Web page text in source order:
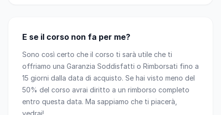
E se il corso non fa per me?
Sono così certo che il corso ti sarà utile che ti
offriamo una Garanzia Soddisfatti o Rimborsati fino a
15 giorni dalla data di acquisto. Se hai visto meno del
50% del corso avrai diritto a un rimborso completo
entro questa data. Ma sappiamo che ti piacerà,
vedrai!